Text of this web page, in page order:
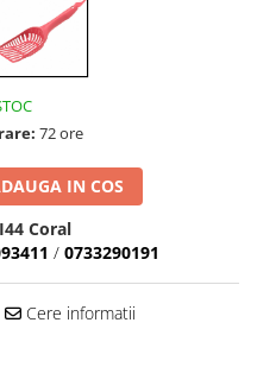
72 ore
IN COS
Coral
/ 0733290191
Cere informatii